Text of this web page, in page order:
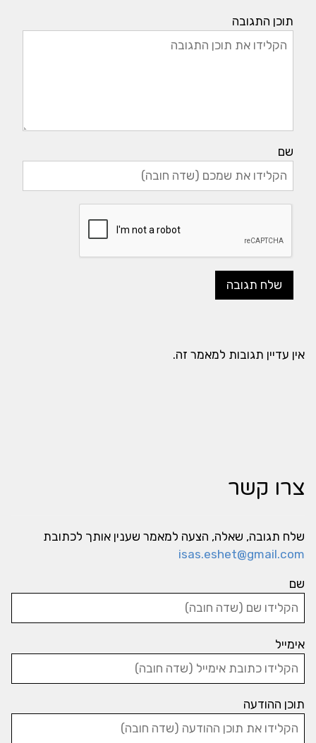
תוכן התגובה
שם
אין עדיין תגובות למאמר זה.
צרו קשר
שלח תגובה, שאלה, הצעה למאמר שענין אותך לכתובת
isas.eshet@gmail.com
שם
אימייל
תוכן ההודעה